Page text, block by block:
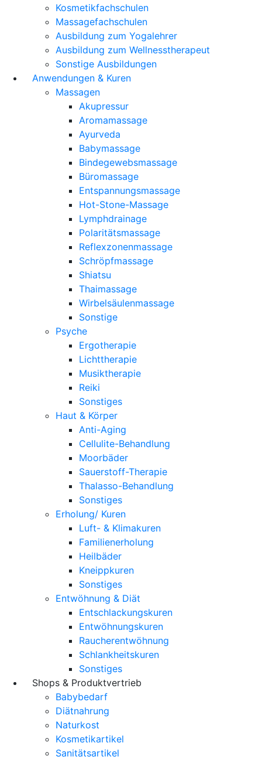
Kosmetikfachschulen
Massagefachschulen
Ausbildung zum Yogalehrer
Ausbildung zum Wellnesstherapeut
Sonstige Ausbildungen
Anwendungen & Kuren
Massagen
Akupressur
Aromamassage
Ayurveda
Babymassage
Bindegewebsmassage
Büromassage
Entspannungsmassage
Hot-Stone-Massage
Lymphdrainage
Polaritätsmassage
Reflexzonenmassage
Schröpfmassage
Shiatsu
Thaimassage
Wirbelsäulenmassage
Sonstige
Psyche
Ergotherapie
Lichttherapie
Musiktherapie
Reiki
Sonstiges
Haut & Körper
Anti-Aging
Cellulite-Behandlung
Moorbäder
Sauerstoff-Therapie
Thalasso-Behandlung
Sonstiges
Erholung/ Kuren
Luft- & Klimakuren
Familienerholung
Heilbäder
Kneippkuren
Sonstiges
Entwöhnung & Diät
Entschlackungskuren
Entwöhnungskuren
Raucherentwöhnung
Schlankheitskuren
Sonstiges
Shops & Produktvertrieb
Babybedarf
Diätnahrung
Naturkost
Kosmetikartikel
Sanitätsartikel